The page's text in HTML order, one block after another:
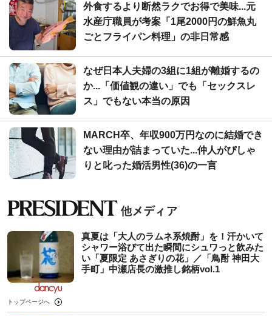
外食するより断然ラクでお得で美味...元
水産庁職員が考案「1尾2000円の鮮魚丸
ごとフライパン料理」の非日常感
なぜ日本人夫婦の3組に1組が離婚するの
か...「価値観の違い」でも「セックスレ
ス」でもない本当の原因
MARCH卒、年収900万円なのに結婚でき
ない理由が詰まっていた...仲人がぴしゃ
りと叱った婚活男性(36)の一言
真夏は「大人のラムネ系焼酎」を！汗かいて
シャワー浴びて出た瞬間にシュワっと飲みた
い「夏限定 あさぎりの花」／「鳥酎 神田大
手町」中瀬店長の激推し銘柄vol.1
トップページへ